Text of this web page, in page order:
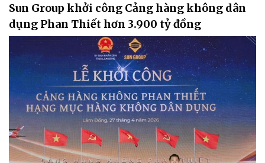
Sun Group khởi công Cảng hàng không dân
dụng Phan Thiết hơn 3.900 tỷ đồng